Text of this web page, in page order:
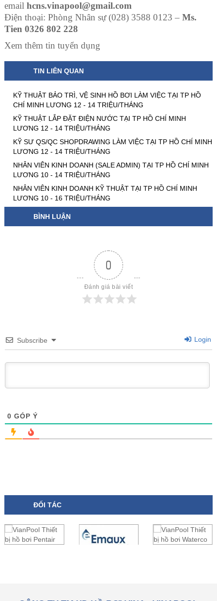
email hcns.vinapool@gmail.com
Điện thoại: Phòng Nhân sự (028) 3588 0123 – Ms.
Tien 0326 802 228
Xem thêm tin tuyển dụng
TIN LIÊN QUAN
KỸ THUẬT BẢO TRÌ, VỆ SINH HỒ BƠI LÀM VIỆC TẠI TP HỒ
CHÍ MINH LƯƠNG 12 - 14 TRIỆU/THÁNG
KỸ THUẬT LẮP ĐẶT ĐIỆN NƯỚC TẠI TP HỒ CHÍ MINH
LƯƠNG 12 - 14 TRIỆU/THÁNG
KỸ SƯ QS/QC SHOPDRAWING LÀM VIỆC TẠI TP HỒ CHÍ MINH
LƯƠNG 12 - 14 TRIỆU/THÁNG
NHÂN VIÊN KINH DOANH (SALE ADMIN) TẠI TP HỒ CHÍ MINH
LƯƠNG 10 - 14 TRIỆU/THÁNG
NHÂN VIÊN KINH DOANH KỸ THUẬT TẠI TP HỒ CHÍ MINH
LƯƠNG 10 - 16 TRIỆU/THÁNG
BÌNH LUẬN
0
Đánh giá bài viết
Subscribe Login
0 GÓP Ý
ĐỐI TÁC